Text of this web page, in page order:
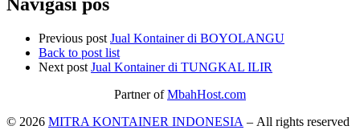
Previous post Jual Kontainer di BOYOLANGU
Back to post list
Next post Jual Kontainer di TUNGKAL ILIR
Partner ofMbahHost.com
© 2026 MITRA KONTAINER INDONESIA – All rights reserved